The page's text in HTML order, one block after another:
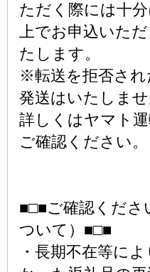
ただく際には十
上でお申込いた
たします。
※転送を拒否され
発送はいたしませ
詳しくはヤマト
ご確認ください。
■□■ご確認くださ
ついて）■□■
・長期不在等に